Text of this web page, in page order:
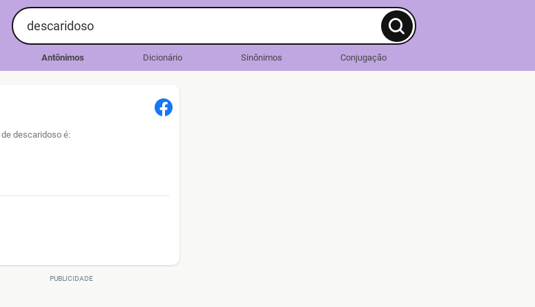
Antônimos Dicionário Sinônimos Conjugação
de descaridoso é: